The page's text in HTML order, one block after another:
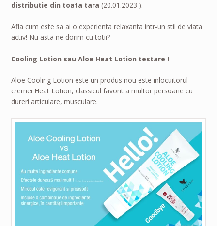
distributie din toata tara (20.01.2023 ).
Afla cum este sa ai o experienta relaxanta intr-un stil de viata
activ! Nu asta ne dorim cu totii?
Cooling Lotion sau Aloe Heat Lotion testare !
Aloe Cooling Lotion este un produs nou este inlocuitorul
cremei Heat Lotion, classicul favorit a multor persoane cu
dureri articulare, musculare.